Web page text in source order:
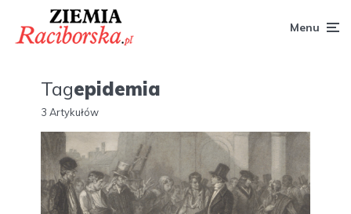
Menu
Tagepidemia
3 Artykułów